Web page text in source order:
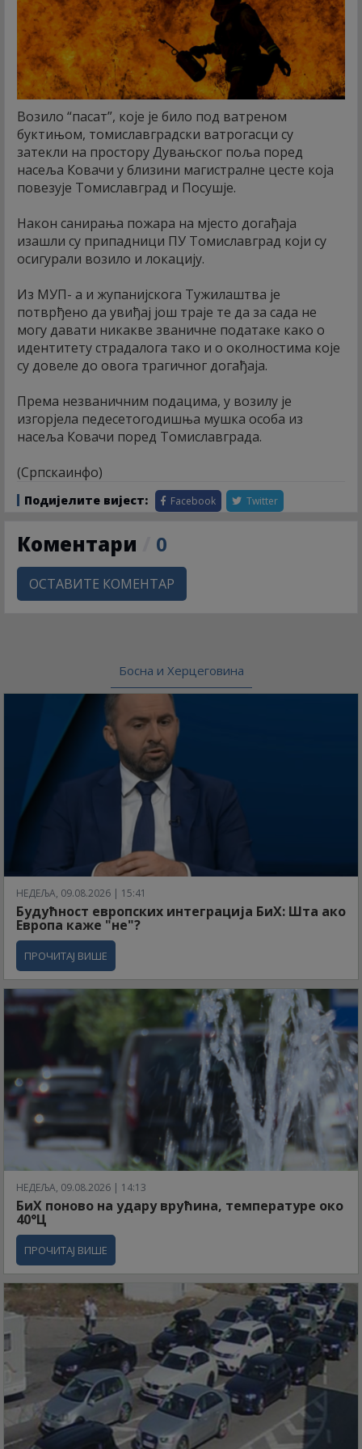
Возило “пасат”, које је било под ватреном
буктињом, томиславградски ватрогасци су
затекли на простору Дувањског поља поред
насеља Ковачи у близини магистралне цесте која
повезује Томиславград и Посушје.
Након санирања пожара на мјесто догађаја
изашли су припадници ПУ Томиславград који су
осигурали возило и локацију.
Из МУП- а и жупанијскога Тужилаштва је
потврђено да увиђај још траје те да за сада не
могу давати никакве званичне податаке како о
идентитету страдалога тако и о околностима које
су довеле до овога трагичног догађаја.
Према незваничним подацима, у возилу је
изгорјела педесетогодишња мушка особа из
насеља Ковачи поред Томиславграда.
(Српскаинфо)
Подијелите вијест: Facebook Twitter
Коментари 0
ОСТАВИТЕ КОМЕНТАР
Босна и Херцеговина
НЕДЕЉА, 09.08.2026 | 15:41
Будућност европских интеграција БиХ: Шта ако
Европа каже "не"?
ПРОЧИТАЈ ВИШЕ
НЕДЕЉА, 09.08.2026 | 14:13
БиХ поново на удару врућина, температуре око
40°Ц
ПРОЧИТАЈ ВИШЕ